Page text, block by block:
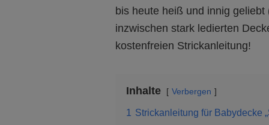
bis heute heiß und innig geliebt
inzwischen stark ledierten
kostenfreien Strickanleitung!
Inhalte Verbergen
1 Strickanleitung für Babydecke